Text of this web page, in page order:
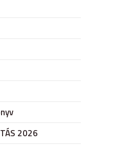
2026